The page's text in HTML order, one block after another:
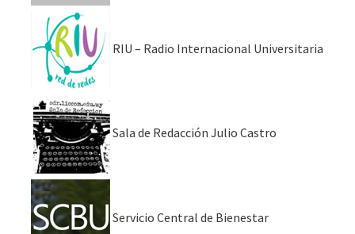
RIU – Radio Internacional Universitaria
Sala de Redacción Julio Castro
Servicio Central de Bienestar